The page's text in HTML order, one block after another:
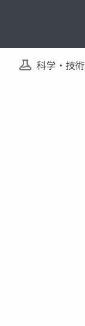
科学・技術